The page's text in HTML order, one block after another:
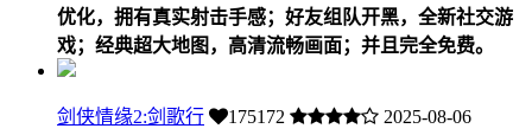
优化，拥有真实射击手感；好友组队开黑，全新社交游
戏；经典超大地图，高清流畅画面；并且完全免费。
剑侠情缘2:剑歌行 175172 2025-08-06